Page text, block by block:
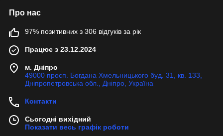
Про нас
97% позитивних з 306 відгуків за рік
Працює з 23.12.2024
м. Дніпро
49000 просп. Богдана Хмельницького буд. 31, кв. 133,
Дніпропетровська обл., Дніпро, Україна
Контакти
Сьогодні вихідний
Показати весь графік роботи